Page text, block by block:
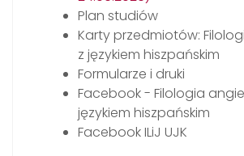
Plan studiów
Karty przedmiotów:
z językiem hiszpańskim
Formularze i druki
Facebook - Filologia
językiem hiszpańskim
Facebook ILiJ UJK